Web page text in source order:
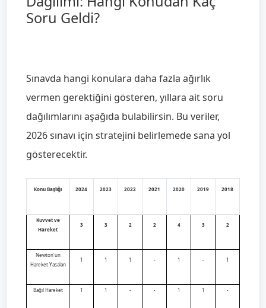
Soru Geldi?
Sınavda hangi konulara daha fazla ağırlık
vermen gerektiğini gösteren, yıllara ait soru
dağılımlarını aşağıda bulabilirsin. Bu veriler,
2026 sınavı için stratejini belirlemede sana yol
gösterecektir.
Konu Başlığı 2024 2023 2022 2021 2020 2019 2018
Kuvvet ve
Hareket
3 3 2 2 4 3 2
Newton'un
Hareket Yasaları
1 1 1 - 1 - 1
Bağıl Hareket 1 1 - - 1 1 -